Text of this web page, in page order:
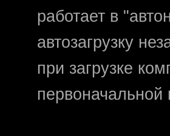
работает в
автозагрузку
при загрузке
первоначальной